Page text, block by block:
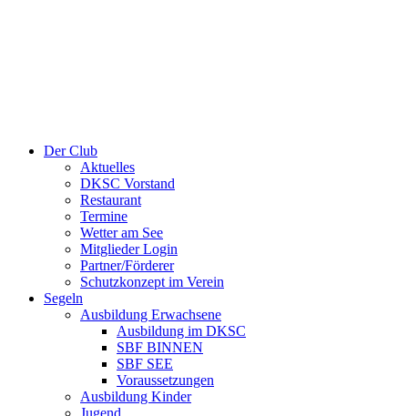
Der Club
Aktuelles
DKSC Vorstand
Restaurant
Termine
Wetter am See
Mitglieder Login
Partner/Förderer
Schutzkonzept im Verein
Segeln
Ausbildung Erwachsene
Ausbildung im DKSC
SBF BINNEN
SBF SEE
Voraussetzungen
Ausbildung Kinder
Jugend